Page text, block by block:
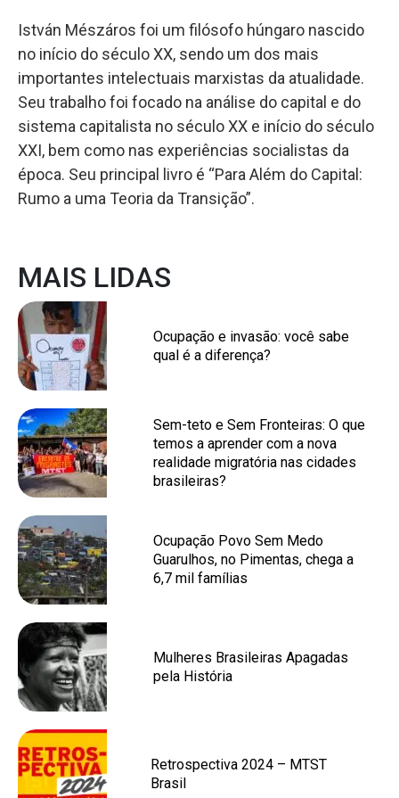
István Mészáros foi um filósofo húngaro nascido
no início do século XX, sendo um dos mais
importantes intelectuais marxistas da atualidade.
Seu trabalho foi focado na análise do capital e do
sistema capitalista no século XX e início do século
XXI, bem como nas experiências socialistas da
época. Seu principal livro é “Para Além do Capital:
Rumo a uma Teoria da Transição”.
MAIS LIDAS
Ocupação e invasão: você sabe
qual é a diferença?
Sem-teto e Sem Fronteiras: O que
temos a aprender com a nova
realidade migratória nas cidades
brasileiras?
Ocupação Povo Sem Medo
Guarulhos, no Pimentas, chega a
6,7 mil famílias
Mulheres Brasileiras Apagadas
pela História
Retrospectiva 2024 – MTST
Brasil